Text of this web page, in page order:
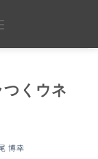
くウネ
博幸